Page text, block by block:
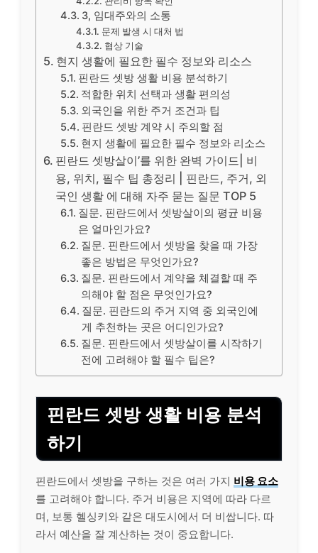
3, 임대주와의 소통
문제 발생 시 대처 법
협상 기술
현지 생활에 필요한 필수 정보와 리소스
핀란드 셋방 생활 비용 분석하기
적합한 위치 선택과 생활 편의성
외국인을 위한 주거 조건과 팁
핀란드 셋방 계약 시 주의할 점
현지 생활에 필요한 필수 정보와 리소스
핀란드 셋방살이’를 위한 완벽 가이드| 비
용, 위치, 필수 팁 총정리 | 핀란드, 주거, 외
국인 생활 에 대해 자주 묻는 질문 TOP 5
질문. 핀란드에서 셋방살이의 평균 비용
은 얼마인가요?
질문. 핀란드에서 셋방을 찾을 때 가장
좋은 방법은 무엇인가요?
질문. 핀란드에서 계약을 체결할 때 주
의해야 할 점은 무엇인가요?
질문. 핀란드의 주거 지역 중 외국인에
게 추천하는 곳은 어디인가요?
질문. 핀란드에서 셋방살이를 시작하기
전에 고려해야 할 필수 팁은?
핀란드 셋방 생활 비용 분석
하기
핀란드에서 셋방을 구하는 것은 여러 가지 비용 요소
를 고려해야 합니다. 주거 비용은 지역에 따라 다르
며, 보통 헬싱키와 같은 대도시에서 더 비쌉니다. 따
라서 예산을 잘 계산하는 것이 중요합니다.